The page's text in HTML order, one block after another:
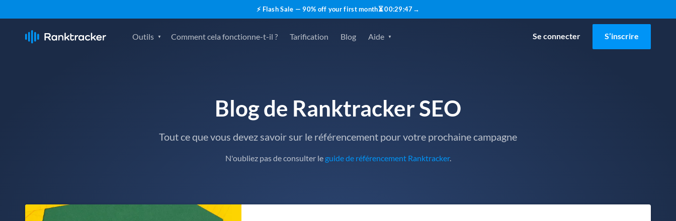
⚡ Flash Sale — 90% off your first month⏳00:29:45→
Outils Comment cela fonctionne-t-il ? Tarification Blog Aide Se connecter S’inscrire
Blog de Ranktracker SEO
Tout ce que vous devez savoir sur le référencement pour votre prochaine campagne
N'oubliez pas de consulter le guide de référencement Ranktracker.